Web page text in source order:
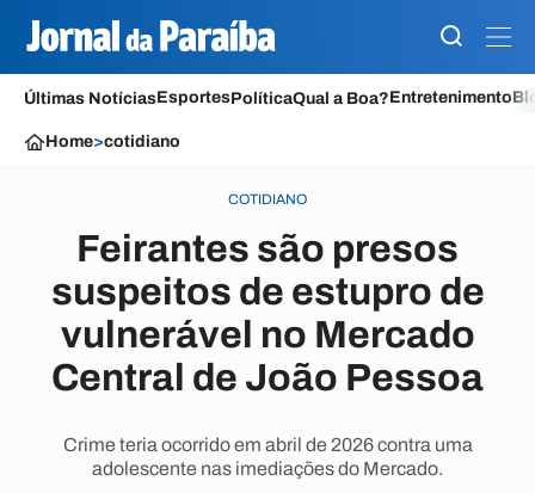
Últimas NotíciasEsportesPolíticaQual a Boa?Entretenimento
Home>cotidiano
COTIDIANO
Feirantes são presos
suspeitos de estupro de
vulnerável no Mercado
Central de João Pessoa
Crime teria ocorrido em abril de 2026 contra uma
adolescente nas imediações do Mercado.